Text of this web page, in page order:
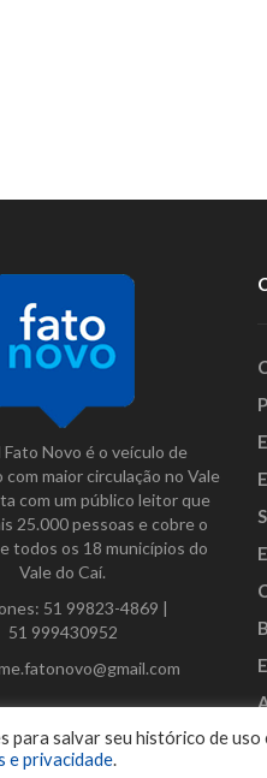
Fato Novo é o veículo de
com maior circulação no Vale
com um público leitor que
25.000 pessoas e cobre o
todos os 18 municípios do
Vale do Caí.
51 99823-4869 |
51 999430952
para salvar seu histórico de
e privacidade.